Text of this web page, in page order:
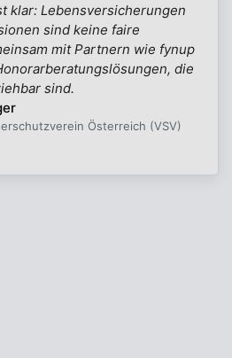
klar: Lebensversicherungen
sind keine faire
mit Partnern wie fynup
die
sind.
Österreich (VSV)